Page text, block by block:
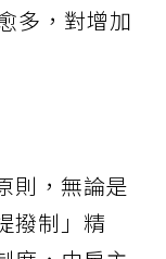
多，對增加
則，無論是
撥制」精